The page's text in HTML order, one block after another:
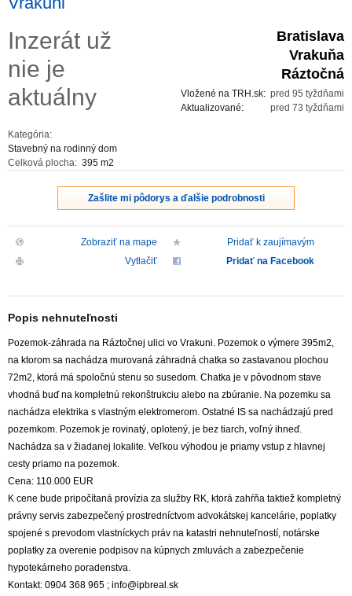
REKLAMA
PARTNERI
OBCHODNÉ PODMIENKY
Inzerát už
nie je
aktuálny
Kategória:
Stavebný na rodinný dom
Celková plocha: 395 m2
Bratislava
Vrakuňa
Ráztočná
pred 95 tyždňami
Vložené na TRH.sk:
pred 73 tyždňami
Aktualizované:
Zašlite mi pôdorys a ďalšie podrobnosti
Zobraziť na mape
Pridať k zaujímavým
Vytlačiť
Pridať na Facebook
Popis nehnuteľnosti
Pozemok-záhrada na Ráztočnej ulici vo Vrakuni. Pozemok o výmere 395m2,
na ktorom sa nachádza murovaná záhradná chatka so zastavanou plochou
72m2, ktorá má spoločnú stenu so susedom. Chatka je v pôvodnom stave
vhodná buď na kompletnú rekonštrukciu alebo na zbúranie. Na pozemku sa
nachádza elektrika s vlastným elektromerom. Ostatné IS sa nachádzajú pred
pozemkom. Pozemok je rovinatý, oplotený, je bez tiarch, voľný ihneď.
Nachádza sa v žiadanej lokalite. Veľkou výhodou je priamy vstup z hlavnej
cesty priamo na pozemok.
Cena: 110.000 EUR
K cene bude pripočítaná provízia za služby RK, ktorá zahŕňa taktiež kompletný
právny servis zabezpečený prostredníctvom advokátskej kancelárie, poplatky
spojené s prevodom vlastníckych práv na katastri nehnuteľností, notárske
poplatky za overenie podpisov na kúpnych zmluvách a zabezpečenie
hypotekárneho poradenstva.
Kontakt: 0904 368 965 ; info@ipbreal.sk